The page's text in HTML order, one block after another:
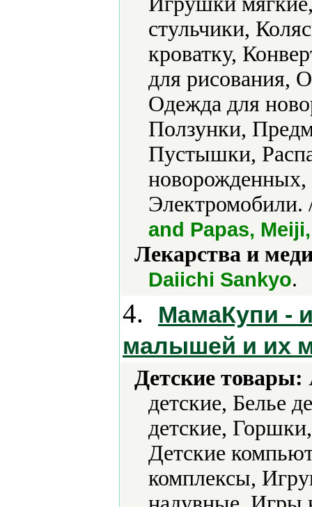
стульчики,
кроватку,
для рисования,
Одежда для
Ползунки,
Пустышки,
and Papas,
Лекарства и
Daiichi Sankyo.
4.
МамаКупи -
малышей и их
Детские товары:
детские, Белье
детские,
Детские
комплексы,